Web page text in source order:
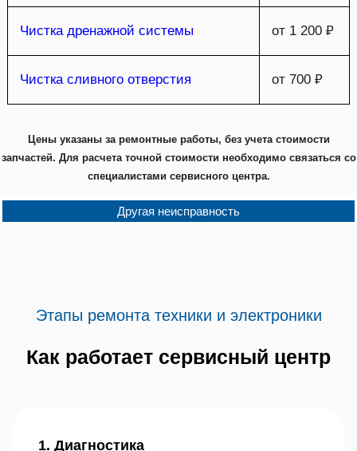
Чистка дренажной системы от 1 200 ₽
Чистка сливного отверстия от 700 ₽
Цены указаны за ремонтные работы, без учета стоимости
запчастей. Для расчета точной стоимости необходимо связаться со
специалистами сервисного центра.
Другая неисправность
Этапы ремонта техники и электроники
Как работает сервисный центр
1. Диагностика